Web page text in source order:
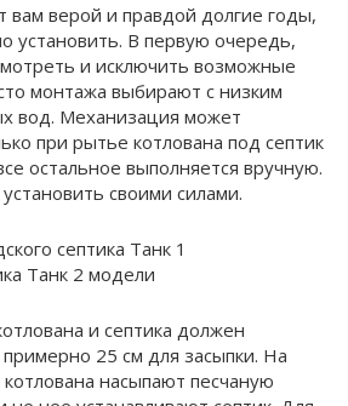
вам верой и правдой долгие годы,
установить. В первую очередь,
и исключить возможные
монтажа выбирают с низким
вод. Механизация может
при рытье котлована под септик
остальное выполняется вручную.
своими силами.
и септика должен
примерно 25 см для засыпки. На
насыпают песчаную